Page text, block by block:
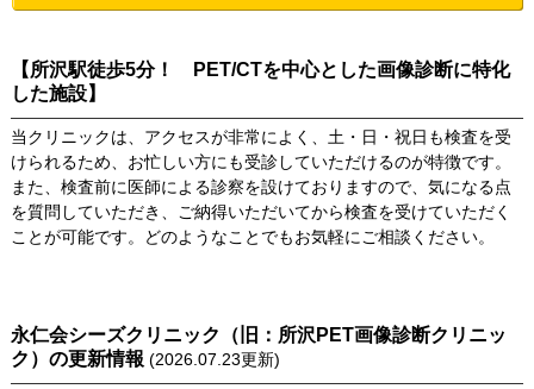
【所沢駅徒歩5分！ PET/CTを中心とした画像診断に特化
した施設】
当クリニックは、アクセスが非常によく、土・日・祝日も検査を受
けられるため、お忙しい方にも受診していただけるのが特徴です。
また、検査前に医師による診察を設けておりますので、気になる点
を質問していただき、ご納得いただいてから検査を受けていただく
ことが可能です。どのようなことでもお気軽にご相談ください。
永仁会シーズクリニック（旧：所沢PET画像診断クリニッ
ク） の更新情報 (2026.07.23更新)